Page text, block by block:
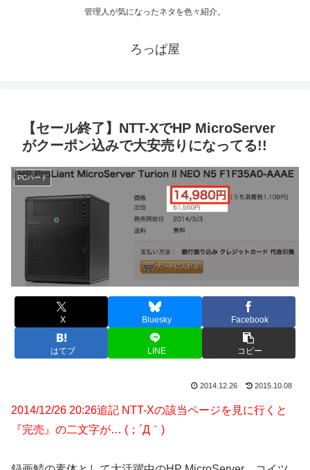
管理人が気になったネタを色々紹介。
ろっぱ屋
【セール終了】NTT-XでHP MicroServer
がクーポン込みで大安売りになってる!!
PCハード
X Bluesky Facebook
はてブ LINE コピー
2014.12.26 2015.10.08
2014/12/26 20:26追記 NTT-Xの該当ページを見に行くと
『完売』の二文字が… (；´Д｀)